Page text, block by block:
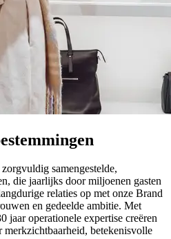
samengestelde,
die jaarlijks door miljoenen gasten
relaties op met onze Brand
en gedeelde ambitie. Met
jaar operationele expertise creëren
betekenisvolle